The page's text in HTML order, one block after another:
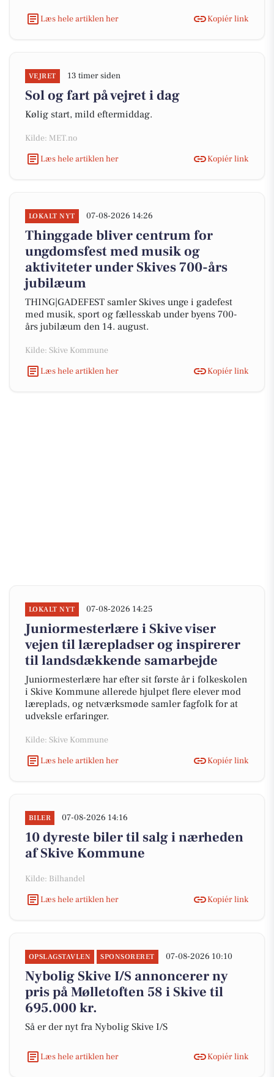
Læs hele artiklen her Kopiér link
VEJRET 13 timer siden
Sol og fart på vejret i dag
Kølig start, mild eftermiddag.
Kilde: MET.no
Læs hele artiklen her
Kopiér link
LOKALT NYT 07-08-2026 14:26
Thinggade bliver centrum for
ungdomsfest med musik og
aktiviteter under Skives 700-års
jubilæum
THING|GADEFEST samler Skives unge i gadefest
med musik, sport og fællesskab under byens 700-
års jubilæum den 14. august.
Kilde: Skive Kommune
Læs hele artiklen her
Kopiér link
LOKALT NYT 07-08-2026 14:25
Juniormesterlære i Skive viser
vejen til lærepladser og inspirerer
til landsdækkende samarbejde
Juniormesterlære har efter sit første år i folkeskolen
i Skive Kommune allerede hjulpet flere elever mod
læreplads, og netværksmøde samler fagfolk for at
udveksle erfaringer.
Kilde: Skive Kommune
Læs hele artiklen her
Kopiér link
BILER 07-08-2026 14:16
10 dyreste biler til salg i nærheden
af Skive Kommune
Kilde: Bilhandel
Læs hele artiklen her
Kopiér link
OPSLAGSTAVLEN SPONSORERET 07-08-2026 10:10
Nybolig Skive I/S annoncerer ny
pris på Mølletoften 58 i Skive til
695.000 kr.
Så er der nyt fra Nybolig Skive I/S
Læs hele artiklen her Kopiér link